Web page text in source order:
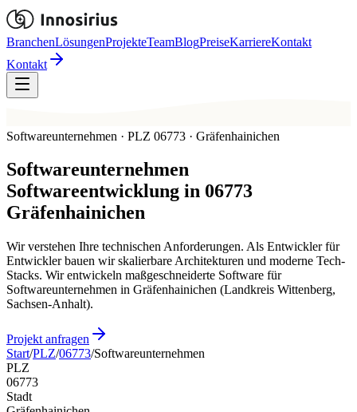
BranchenLösungenProjekteTeamBlogPreiseKarriereKontakt
Kontakt
Softwareunternehmen · PLZ 06773 · Gräfenhainichen
Softwareunternehmen
Softwareentwicklung in 06773
Gräfenhainichen
Wir verstehen Ihre technischen Anforderungen. Als Entwickler für
Entwickler bauen wir skalierbare Architekturen und moderne Tech-
Stacks. Wir entwickeln maßgeschneiderte Software für
Softwareunternehmen in Gräfenhainichen (Landkreis Wittenberg,
Sachsen-Anhalt).
Projekt anfragen
Start/PLZ/06773/Softwareunternehmen
PLZ
06773
Stadt